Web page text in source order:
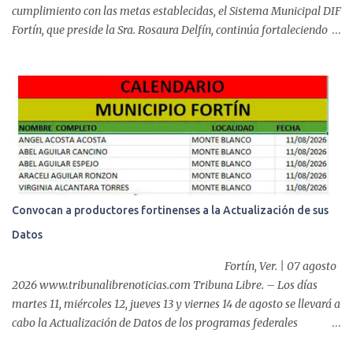
cumplimiento con las metas establecidas, el Sistema Municipal DIF
Fortín, que preside la Sra. Rosaura Delfín, continúa fortaleciendo
Días y Primera Infancia” que inició este miércoles en la cabecera
municipal. Se trata de una estrategia que busca contribuir al
desarrollo y la nutrición de niñas, niños y mujeres en esta
importante etapa de vida. Durante la jornada, en la explanada del
Súper Ahorros, el director del organismo asistencial, Lic. Carlos
Adiel Pereda, realizó un recorrido por las sedes de entre...
Convocan a productores fortinenses a la Actualización de sus
Datos
Fortín, Ver. | 07 agosto
2026 www.tribunalibrenoticias.com Tribuna Libre. – Los días
martes 11, miércoles 12, jueves 13 y viernes 14 de agosto se llevará a
cabo la Actualización de Datos de los programas federales